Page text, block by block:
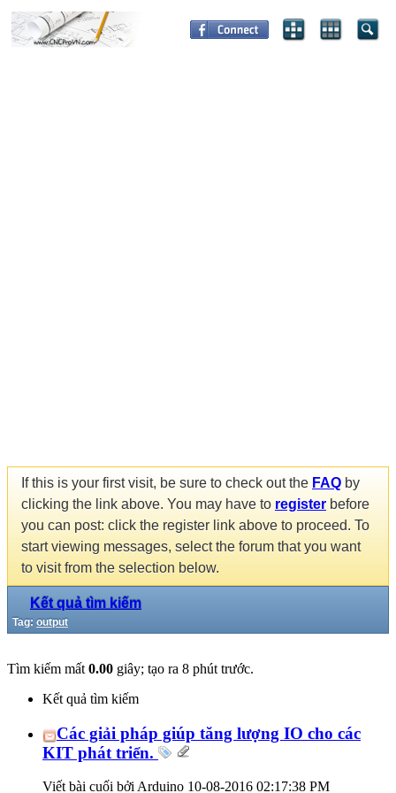
If this is your first visit, be sure to check out the FAQ by
clicking the link above. You may have to register before
you can post: click the register link above to proceed. To
start viewing messages, select the forum that you want
to visit from the selection below.
Kết quả tìm kiếm
Tag: output
Tìm kiếm mất 0.00 giây; tạo ra 8 phút trước.
Kết quả tìm kiếm
Các giải pháp giúp tăng lượng IO cho các
KIT phát triển.
Viết bài cuối bởi Arduino 10-08-2016 02:17:38 PM